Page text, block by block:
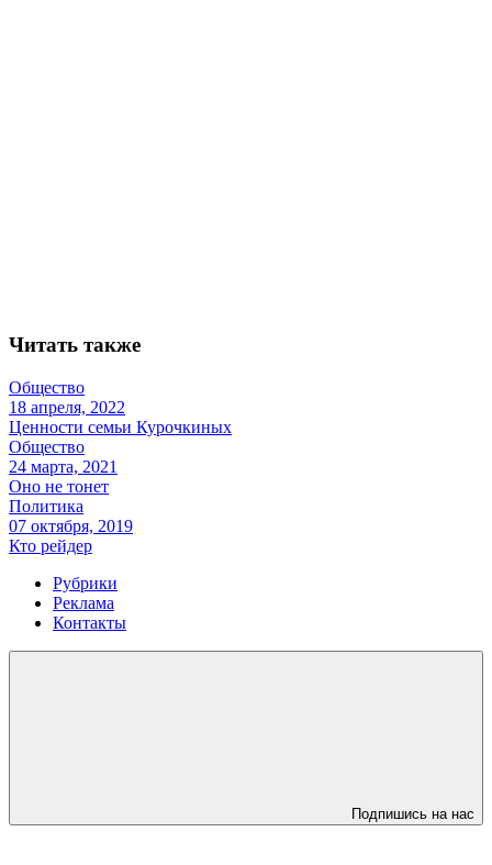
Читать также
Общество
18 апреля, 2022
Ценности семьи Курочкиных
Общество
24 марта, 2021
Оно не тонет
Политика
07 октября, 2019
Кто рейдер
Рубрики
Реклама
Контакты
Подпишись на нас